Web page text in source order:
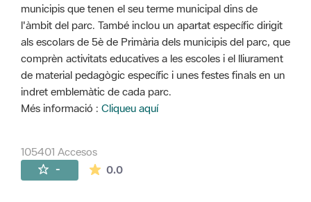
municipis que tenen el seu terme municipal dins de
l'àmbit del parc. També inclou un apartat específic dirigit
als escolars de 5è de Primària dels municipis del parc, que
comprèn activitats educatives a les escoles i el lliurament
de material pedagògic específic i unes festes finals en un
indret emblemàtic de cada parc.
Més informació : Cliqueu aquí
105401 Accesos
- 0.0La valoración media es de 0 estrellas de